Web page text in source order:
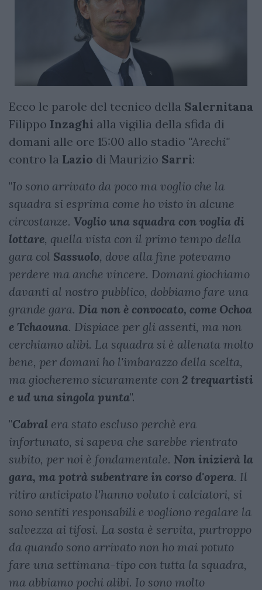
Ecco le parole del tecnico della Salernitana
Filippo Inzaghi alla vigilia della sfida di
domani alle ore 15:00 allo stadio "Arechi"
contro la Lazio di Maurizio Sarri:
"Io sono arrivato da poco ma voglio che la
squadra si esprima come ho visto in alcune
circostanze. Voglio una squadra con voglia di
lottare, quella vista con il primo tempo della
gara col Sassuolo, dove alla fine potevamo
perdere ma anche vincere. Domani giochiamo
davanti al nostro pubblico, dobbiamo fare una
grande gara. Dia non è convocato, come Ochoa
e Tchaouna. Dispiace per gli assenti, ma non
cerchiamo alibi. La squadra si è allenata molto
bene, per domani ho l'imbarazzo della scelta,
ma giocheremo sicuramente con 2 trequartisti
e ud una singola punta".
"Cabral era stato escluso perchè era
infortunato, si sapeva che sarebbe rientrato
subito, per noi è fondamentale. Non inizierà la
gara, ma potrà subentrare in corso d'opera. Il
ritiro anticipato l'hanno voluto i calciatori, si
sono sentiti responsabili e vogliono regalare la
salvezza ai tifosi. La sosta è servita, purtroppo
da quando sono arrivato non ho mai potuto
fare una settimana-tipo con tutta la squadra,
ma abbiamo pochi alibi. Io sono molto